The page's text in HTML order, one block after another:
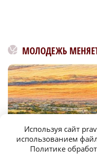
МОЛОДЕЖЬ
Используя сайт
использованием
Политике